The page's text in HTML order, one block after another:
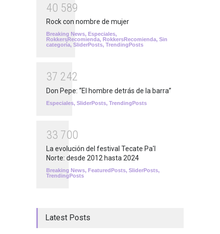
40 589
Rock con nombre de mujer
Breaking News, Especiales,
RokkersRecomienda, RokkersRecomienda, Sin
categoría, SliderPosts, TrendingPosts
37 242
Don Pepe: “El hombre detrás de la barra”
Especiales, SliderPosts, TrendingPosts
33 700
La evolución del festival Tecate Pa'l
Norte: desde 2012 hasta 2024
Breaking News, FeaturedPosts, SliderPosts,
TrendingPosts
Latest Posts